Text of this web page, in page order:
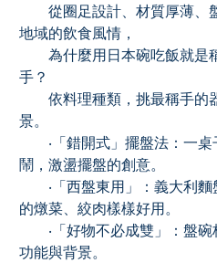
從圈足設計、材質厚薄、
地域的飲食風情，
為什麼用日本碗吃飯就是
手？
依料理種類，挑最稱手的
景。
‧「錯開式」擺盤法：一桌
鬧，激盪擺盤的創意。
‧「西盤東用」：義大利麵
的燉菜、絞肉樣樣好用。
‧「好物不必成雙」：盤碗
功能與背景。